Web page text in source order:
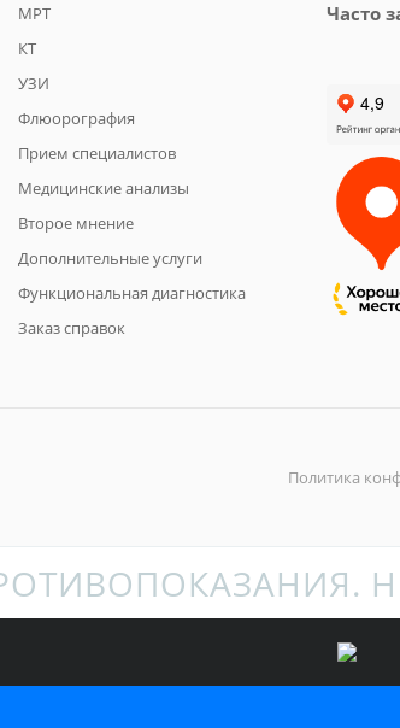
МРТ
КТ
УЗИ
Флюорография
Прием специалистов
Медицинские анализы
Второе мнение
Дополнительные услуги
Функциональная диагностика
Заказ справок
Часто
Политика